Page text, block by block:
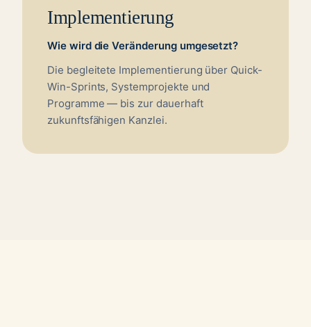
Implementierung
Wie wird die Veränderung umgesetzt?
Die begleitete Implementierung über Quick-
Win-Sprints, Systemprojekte und
Programme — bis zur dauerhaft
zukunftsfähigen Kanzlei.